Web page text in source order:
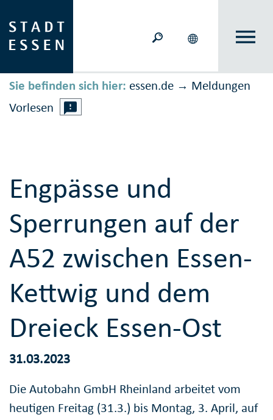
Sie befinden sich hier: essen.de → Meldungen
Vorlesen
Engpässe und
Sperrungen auf der
A52 zwischen Essen-
Kettwig und dem
Dreieck Essen-Ost
31.03.2023
Die Autobahn GmbH Rheinland arbeitet vom
heutigen Freitag (31.3.) bis Montag, 3. April, auf